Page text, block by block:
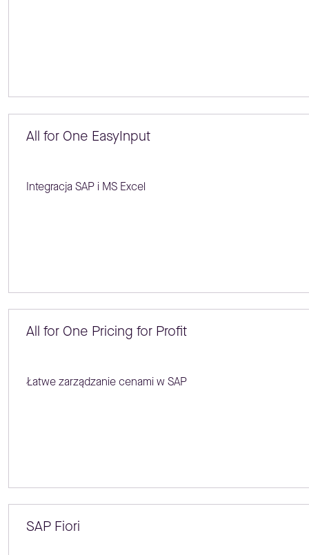
All for One EasyInput
Integracja SAP i MS Excel
All for One Pricing for Profit
Łatwe zarządzanie cenami w SAP
SAP Fiori